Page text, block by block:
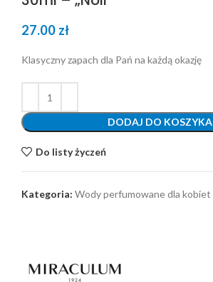
27.00 zł
Klasyczny zapach dla Pań na każdą okazję
DODAJ DO KOSZYKA
Do listy życzeń
Kategoria: Wody perfumowane dla kobiet